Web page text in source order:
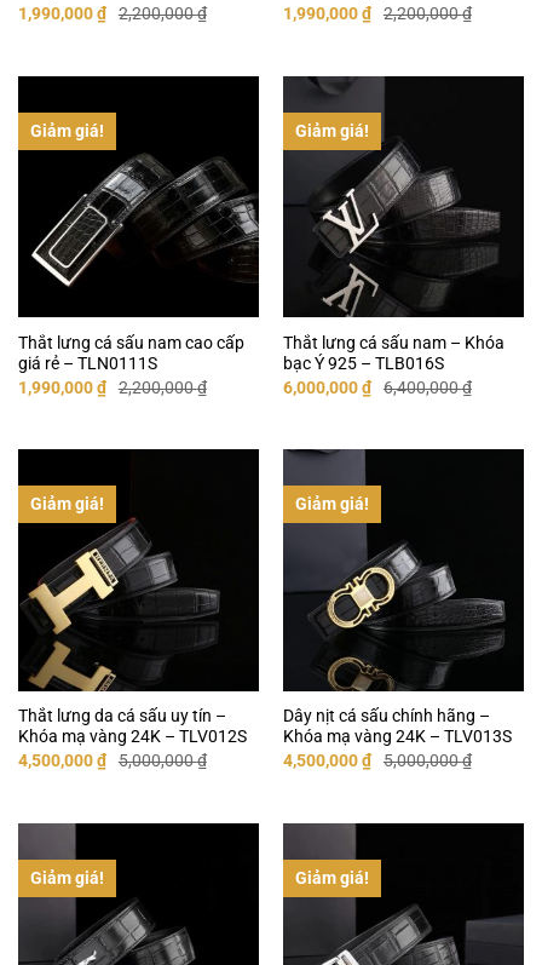
2,200,000₫
Giá
gốc
1,990,000₫Giá
hiện
1,990,000 ₫.
2,200,000₫
Giá
gốc
1,990,000₫Giá
hiện
1,990,000 ₫.
Giảm giá!
Thắt lưng cá sấu nam cao cấp
giá rẻ – TLN0111S
2,200,000₫
Giá
gốc
1,990,000₫Giá
hiện
1,990,000 ₫.
Giảm giá!
Thắt lưng cá sấu nam – Khóa
bạc Ý 925 – TLB016S
6,400,000₫
Giá
gốc
6,000,000₫Giá
hiện
6,000,000 ₫.
Giảm giá!
Thắt lưng da cá sấu uy tín –
Khóa mạ vàng 24K – TLV012S
5,000,000₫
Giá
gốc
4,500,000₫Giá
hiện
4,500,000 ₫.
Giảm giá!
Dây nịt cá sấu chính hãng –
Khóa mạ vàng 24K – TLV013S
5,000,000₫
Giá
gốc
4,500,000₫Giá
hiện
4,500,000 ₫.
Giảm giá! Giảm giá!